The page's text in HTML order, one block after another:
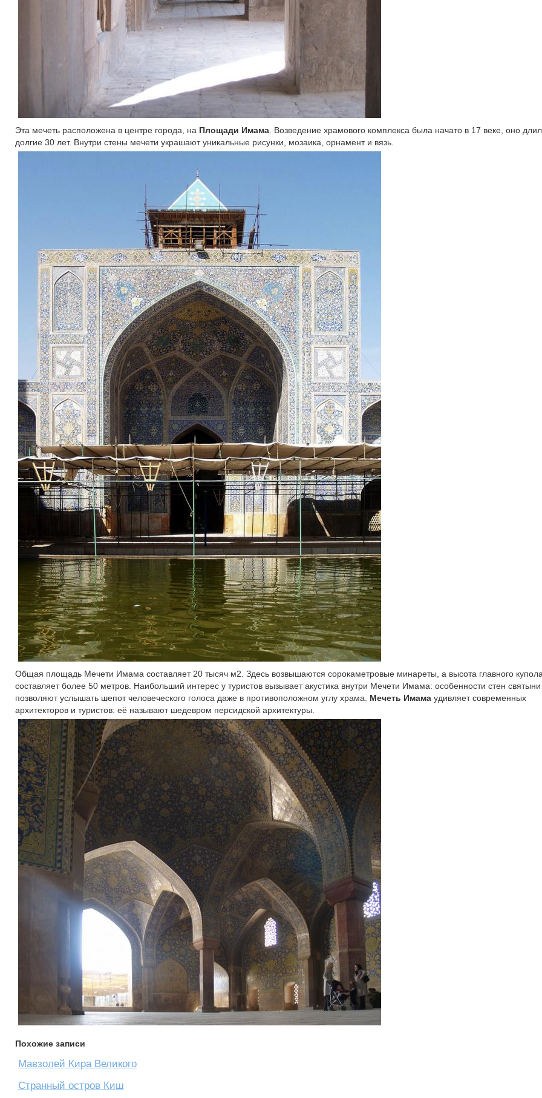
Эта мечеть расположена в центре города, на Площади Имама . Возведение храмового комплекса была начато в 17 веке, оно
долгие 30 лет. Внутри стены мечети украшают уникальные рисунки, мозаика, орнамент и вязь.
Общая площадь Мечети Имама составляет 20 тысяч м2. Здесь возвышаются сорокаметровые минареты, а высота главного
составляет более 50 метров. Наибольший интерес у туристов вызывает акустика внутри Мечети Имама: особенности стен святыни
позволяют услышать шепот человеческого голоса даже в противоположном углу храма. Мечеть Имама удивляет современных
архитекторов и туристов: её называют шедевром персидской архитектуры.
Похожие записи
Мавзолей Кира Великого
Странный остров Киш